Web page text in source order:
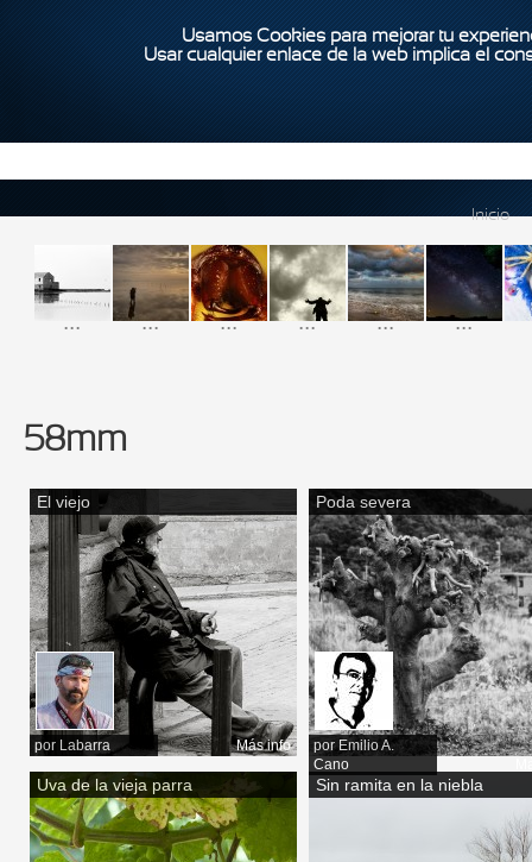
Usamos Cookies para mejorar tu
Usar cualquier enlace de la web implica el
Inicio
... ... ... ... ... ...
58mm
El viejo
por Labarra Más info
Poda severa
por Emilio A.
Cano
Uva de la vieja parra Sin ramita en la niebla